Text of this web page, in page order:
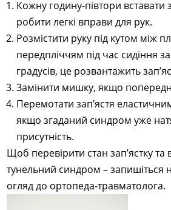
Кожну годину-півтори вставати
робити легкі вправи для рук.
Розмістити руку під кутом між
передпліччям під час сидіння
градусів, це розвантажить
Замінити мишку, якщо
Перемотати зап’ястя
якщо згаданий синдром уже
присутність.
Щоб перевірити стан зап’ястку та
тунельний синдром – запишіться
огляд до ортопеда-травматолога.